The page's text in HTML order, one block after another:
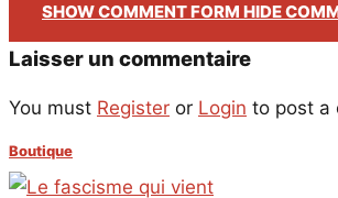
SHOW COMMENT FORM HIDE
Laisser un commentaire
You must Register or Login to post a
Boutique